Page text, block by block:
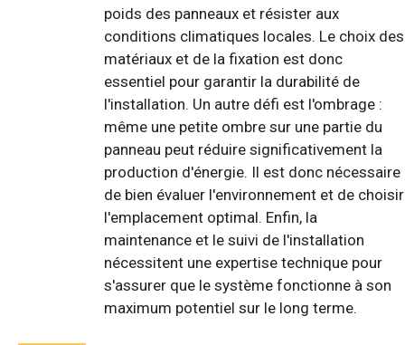
poids des panneaux et résister aux
conditions climatiques locales. Le choix des
matériaux et de la fixation est donc
essentiel pour garantir la durabilité de
l'installation. Un autre défi est l'ombrage :
même une petite ombre sur une partie du
panneau peut réduire significativement la
production d'énergie. Il est donc nécessaire
de bien évaluer l'environnement et de choisir
l'emplacement optimal. Enfin, la
maintenance et le suivi de l'installation
nécessitent une expertise technique pour
s'assurer que le système fonctionne à son
maximum potentiel sur le long terme.